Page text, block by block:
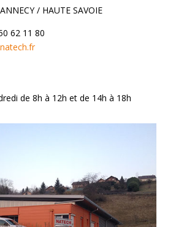
/ HAUTE SAVOIE
62 11 80
de 8h à 12h et de 14h à 18h